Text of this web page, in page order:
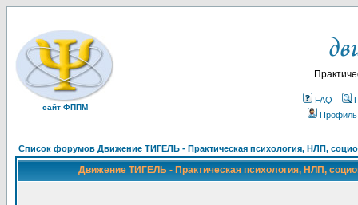
сайт ФППМ
FAQ
Профиль
Список форумов Движение ТИГЕЛЬ - Практическая психология, НЛП,
Движение ТИГЕЛЬ - Практическая психология, НЛП,